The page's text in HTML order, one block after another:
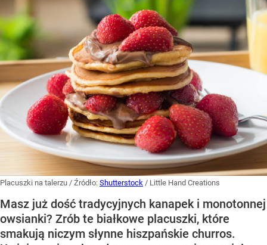
Placuszki na talerzu / Źródło: Shutterstock / Little Hand Creations
Masz już dość tradycyjnych kanapek i monotonnej
owsianki? Zrób te białkowe placuszki, które
smakują niczym słynne hiszpańskie churros.